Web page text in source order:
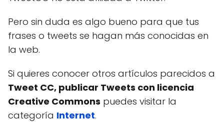
Pero sin duda es algo bueno para que tus
frases o tweets se hagan más conocidas en
la web.
Si quieres conocer otros artículos parecidos a
Tweet CC, publicar Tweets con licencia
Creative Commons puedes visitar la
categoría Internet.